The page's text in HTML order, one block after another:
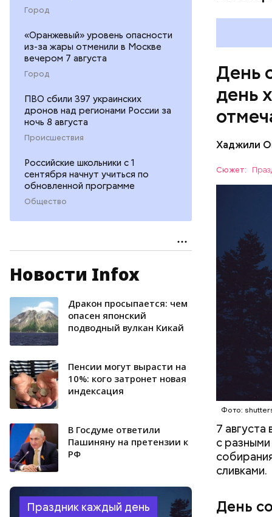
Город
«Оранжевый» уровень опасности
из-за жары отменили в Москве
вечером 7 августа
Город
ПВО сбили 397 украинских
дронов над регионами России за
ночь 8 августа
Происшествия
Российские школьники с 1
сентября начнут учиться по
обновленной программе
Общество
Новости Infox
Дракон просыпается: чем
опасен японский
подводный вулкан Кикай
Пенсии могут вырасти на
10%: кого затронет новая
индексация
В Госдуме ответили
Пашиняну на претензии к
РФ
Праздник каждый день
День
день
Хаджили
Сюжет:
Фото:
7
с
сливками.
День
День
любители
ЕДА